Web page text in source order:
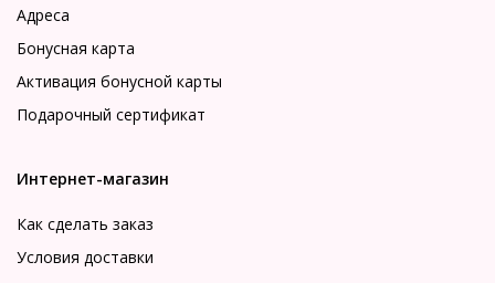
Адреса
Бонусная карта
Активация бонусной карты
Подарочный сертификат
Интернет-магазин
Как сделать заказ
Условия доставки